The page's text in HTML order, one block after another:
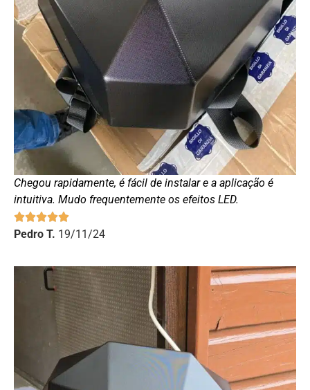
Chegou rapidamente, é fácil de instalar e a aplicação é
intuitiva. Mudo frequentemente os efeitos LED.
Pedro T. 19/11/24